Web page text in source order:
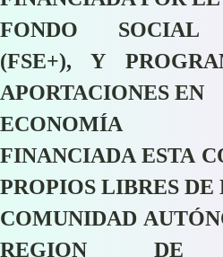
FONDO SOCIAL
(FSE+), Y
APORTACIONES EN
ECONOMÍA
FINANCIADA ESTA
PROPIOS LIBRES DE
COMUNIDAD
REGION DE